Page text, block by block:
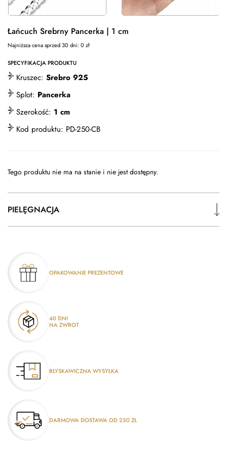
Łańcuch Srebrny Pancerka | 1 cm
Najniższa cena sprzed 30 dni:0zł
SPECYFIKACJA PRODUKTU
Kruszec: Srebro 925
Splot: Pancerka
Szerokość: 1 cm
Kod produktu: PD-250-CB
Tego produktu nie ma na stanie i nie jest dostępny.
PIELĘGNACJA
OPAKOWANIE PREZENTOWE
40 DNI
NA ZWROT
BŁYSKAWICZNA WYSYŁKA
DARMOWA DOSTAWA OD 250 ZŁ